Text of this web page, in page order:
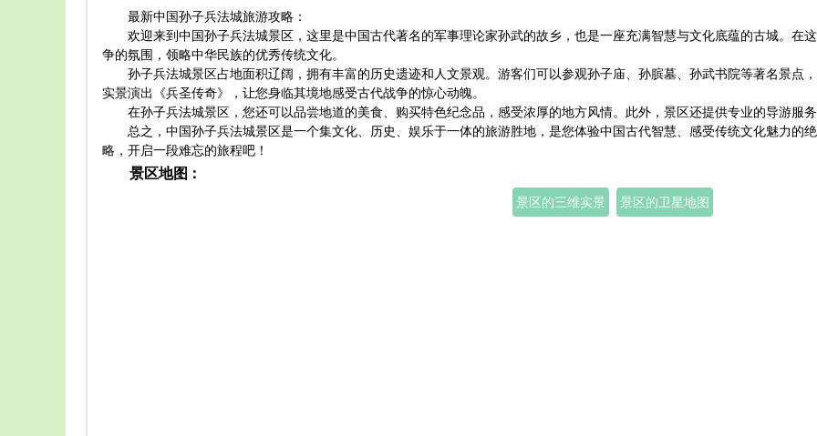
最新中国孙子兵法城旅游攻略：
欢迎来到中国孙子兵法城景区，这里是中国古代著名的军事理论家孙武的故乡，也是一座充满智慧与文化底蕴的古城。在
争的氛围，领略中华民族的优秀传统文化。
孙子兵法城景区占地面积辽阔，拥有丰富的历史遗迹和人文景观。游客们可以参观孙子庙、孙膑墓、孙武书院等著名景点
实景演出《兵圣传奇》，让您身临其境地感受古代战争的惊心动魄。
在孙子兵法城景区，您还可以品尝地道的美食、购买特色纪念品，感受浓厚的地方风情。此外，景区还提供专业的导游服
总之，中国孙子兵法城景区是一个集文化、历史、娱乐于一体的旅游胜地，是您体验中国古代智慧、感受传统文化魅力的
略，开启一段难忘的旅程吧！
景区地图：
景区的三维实景 景区的卫星地图